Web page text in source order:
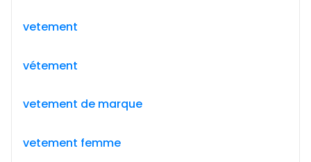
vetement
vétement
vetement de marque
vetement femme